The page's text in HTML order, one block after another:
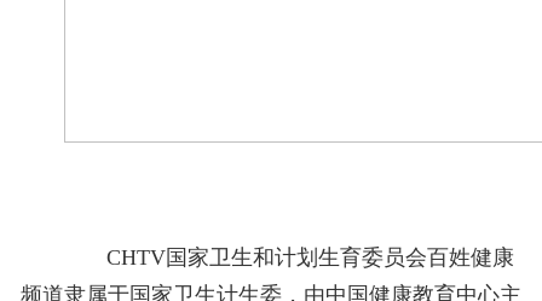
CHTV国家卫生和计划生育委员会百姓健康
频道隶属于国家卫生计生委，由中国健康教育中心主